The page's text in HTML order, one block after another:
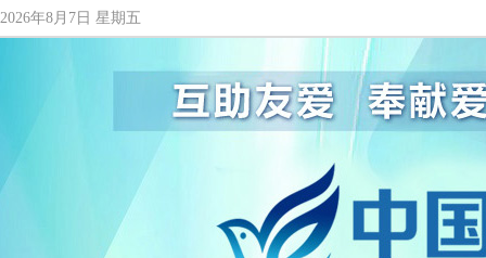
2026年8月7日 星期五